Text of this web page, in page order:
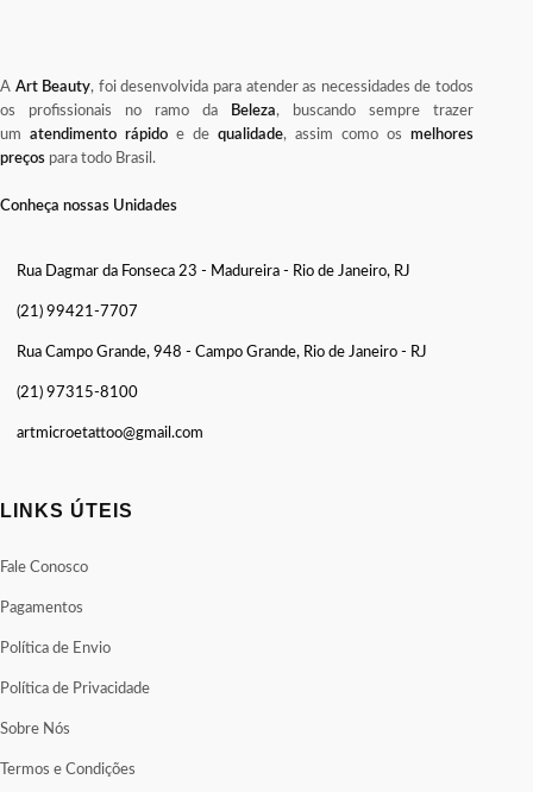
A Art Beauty, foi desenvolvida para atender as necessidades de todos
os profissionais no ramo da
Beleza, buscando sempre trazer
um atendimento rápido e de qualidade, assim como os melhores
preços para todo Brasil.
Conheça nossas Unidades
Rua Dagmar da Fonseca 23 - Madureira - Rio de Janeiro, RJ
(21) 99421-7707
Rua Campo Grande, 948 - Campo Grande, Rio de Janeiro - RJ
(21) 97315-8100
artmicroetattoo@gmail.com
LINKS ÚTEIS
Fale Conosco
Pagamentos
Política de Envio
Política de Privacidade
Sobre Nós
Termos e Condições